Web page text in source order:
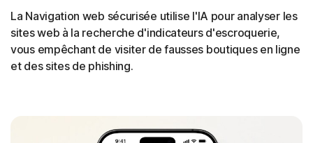
La Navigation web sécurisée utilise l'IA pour analyser les
sites web à la recherche d'indicateurs d'escroquerie,
vous empêchant de visiter de fausses boutiques en ligne
et des sites de phishing.